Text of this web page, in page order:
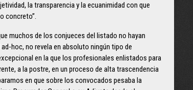
la transparencia y la ecuanimidad con que
concreto”.
muchos de los conjueces del listado no hayan
hoc, no revela en absoluto ningún tipo de
en la que los profesionales enlistados para
a la postre, en un proceso de alta trascendencia
en que sobre los convocados pesaba la